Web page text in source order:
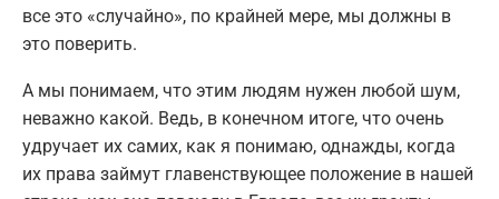
все это «случайно», по крайней мере, мы должны в
это поверить.
А мы понимаем, что этим людям нужен любой шум,
неважно какой. Ведь, в конечном итоге, что очень
удручает их самих, как я понимаю, однажды, когда
их права займут главенствующее положение в нашей